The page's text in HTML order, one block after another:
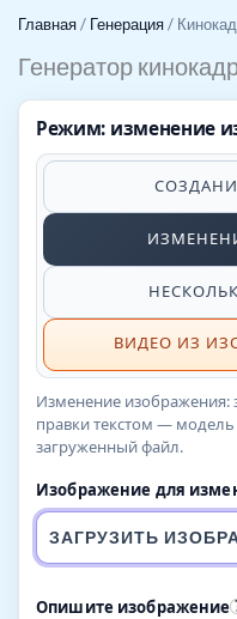
Главная/ Генерация/
Генератор
Режим: изменение
ВИДЕО ИЗ
Изменение изображения:
правки текстом —
загруженный файл.
Изображение для
ЗАГРУЗИТЬ
Опишите изображение